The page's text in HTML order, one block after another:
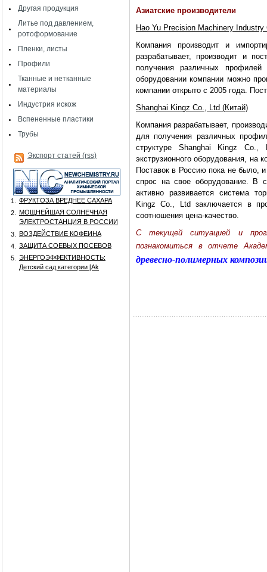
Другая продукция
Литье под давлением,
ротоформование
Пленки, листы
Профили
Тканные и нетканные
материалы
Индустрия искож
Вспененные пластики
Трубы
Экспорт статей (rss)
1.
ФРУКТОЗА ВРЕДНЕЕ САХАРА
2.
МОЩНЕЙШАЯ СОЛНЕЧНАЯ
ЭЛЕКТРОСТАНЦИЯ В РОССИИ
3.
ВОЗДЕЙСТВИЕ КОФЕИНА
4.
ЗАЩИТА СОЕВЫХ ПОСЕВОВ
5.
ЭНЕРГОЭФФЕКТИВНОСТЬ:
Детский сад категории [Аk
Азиатские производители
Hao Yu Precision Machinery Industry
Компания производит и
разрабатывает, производит и
получения различных
оборудовании компании можно
компании открыто с 2005 года.
Shanghai Kingz Co., Ltd (Китай)
Компания разрабатывает,
для получения различных
структуре Shanghai Kingz Co.,
экструзионного оборудования,
Поставок в Россию пока не было,
спрос на свое оборудование. В
активно развивается система
Kingz Co., Ltd заключается в
соотношения цена-качество.
C текущей ситуацией и
познакомиться в отчете
древесно-полимерных